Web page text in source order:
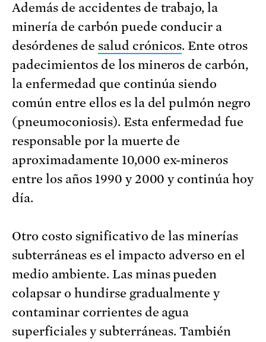
Además de accidentes de trabajo, la
minería de carbón puede conducir a
desórdenes de salud crónicos. Ente otros
padecimientos de los mineros de carbón,
la enfermedad que continúa siendo
común entre ellos es la del pulmón negro
(pneumoconiosis). Esta enfermedad fue
responsable por la muerte de
aproximadamente 10,000 ex-mineros
entre los años 1990 y 2000 y continúa hoy
día.
Otro costo significativo de las minerías
subterráneas es el impacto adverso en el
medio ambiente. Las minas pueden
colapsar o hundirse gradualmente y
contaminar corrientes de agua
superficiales y subterráneas. También